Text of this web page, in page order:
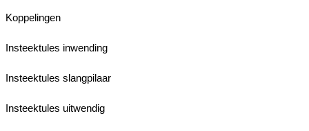
Koppelingen
Insteektules inwending
Insteektules slangpilaar
Insteektules uitwendig